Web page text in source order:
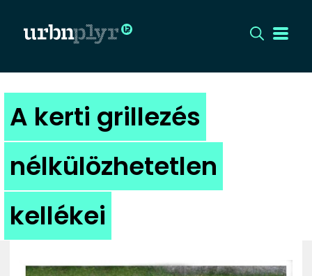
CÍMLAP
DIZÁJN
DIVAT
KULT
A kerti grillezés
nélkülözhetetlen
kellékei